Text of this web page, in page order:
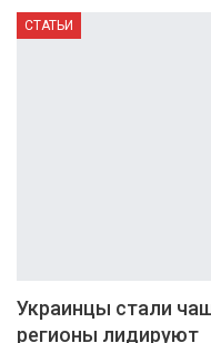
СТАТЬИ
Украинцы стали
регионы лидируют